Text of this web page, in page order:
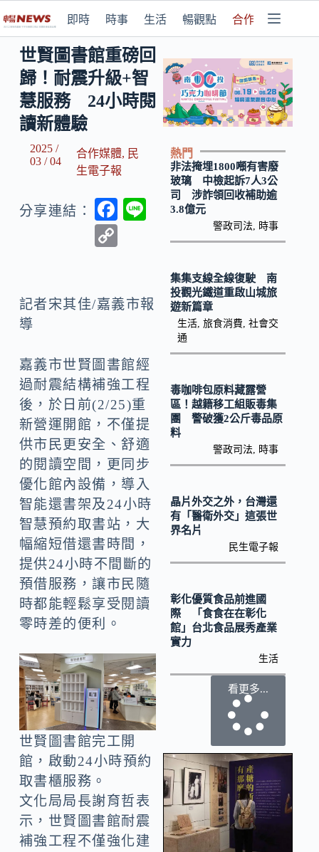
即時 時事 生活 暢觀點 合作媒體
世賢圖書館重磅回
歸！耐震升級+智
慧服務 24小時閱
讀新體驗
2025 /
03 / 04
合作媒體, 民
生電子報
分享連結：
F
o
y
k
記者宋其佳/嘉義市報
導
嘉義市世賢圖書館經
過耐震結構補強工程
後，於日前(2/25)重
新營運開館，不僅提
供市民更安全、舒適
的閱讀空間，更同步
優化館內設備，導入
智能還書架及24小時
智慧預約取書站，大
幅縮短借還書時間，
提供24小時不間斷的
預借服務，讓市民隨
時都能輕鬆享受閱讀
零時差的便利。
世賢圖書館完工開
館，啟動24小時預約
取書櫃服務。
文化局局長謝育哲表
示，世賢圖書館耐震
補強工程不僅強化建
熱門
非法掩埋1800噸有害廢
玻璃 中檢起訴7人3公
司 涉詐領回收補助逾
3.8億元
警政司法 時事
集集支線全線復駛 南
投觀光鐵道重啟山城旅
遊新篇章
生活, 旅食消費 社會交
通
毒咖啡包原料藏露營
區！越籍移工組販毒集
團 警破獲2公斤毒品原
料
警政司法 時事
晶片外交之外，台灣還
有「醫衛外交」這張世
界名片
民生電子報
彰化優質食品前進國
際 「食食在在彰化
館」台北食品展秀產業
實力
生活
看更多...